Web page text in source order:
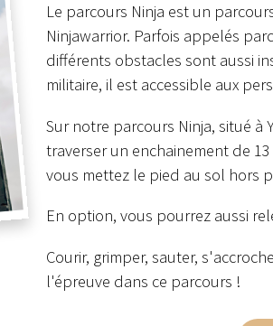
Le parcours Ninja est un
Ninjawarrior. Parfois appelés
différents obstacles sont aussi
militaire, il est accessible aux
Sur notre parcours Ninja, situé à
traverser un enchainement de
vous mettez le pied au sol hors
En option, vous pourrez aussi
Courir, grimper, sauter,
l'épreuve dans ce parcours !